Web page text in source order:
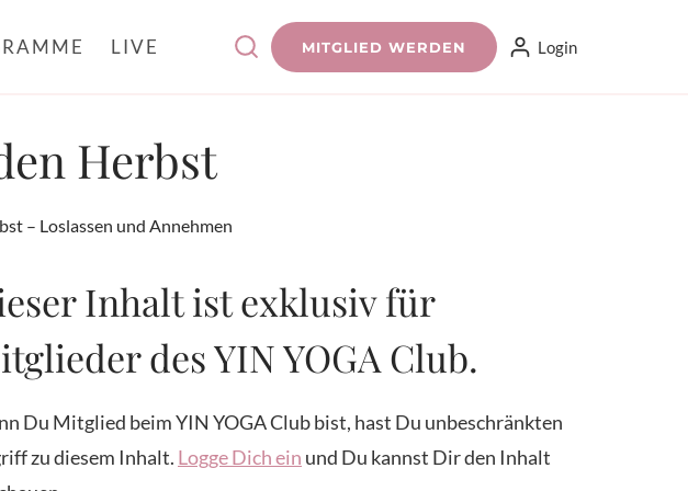
LIVE MITGLIED WERDEN Login
Herbst
– Loslassen und Annehmen
Inhalt ist exklusiv für
des YIN YOGA Club.
Du Mitglied beim YIN YOGA Club bist, hast Du unbeschränkten
zu diesem Inhalt. Logge Dich ein und Du kannst Dir den Inhalt